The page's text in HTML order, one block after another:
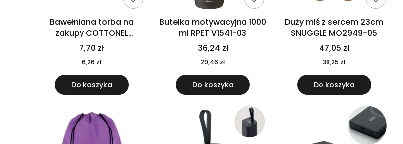
Bawełniana torba na
zakupy COTTONEL
COLOUR++ MO9846-11
7,70 zł
6,26 zł
Do koszyka
Butelka motywacyjna 1000
ml RPET V1541-03
36,24 zł
29,46 zł
Do koszyka
Duży miś z sercem 23cm
SNUGGLE MO2949-05
47,05 zł
38,25 zł
Do koszyka